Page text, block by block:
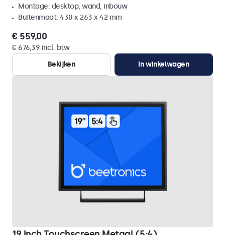
Montage: desktop, wand, inbouw
Buitenmaat: 430 x 263 x 42 mm
€ 559,00
€ 676,39 incl. btw
Bekijken
In winkelwagen